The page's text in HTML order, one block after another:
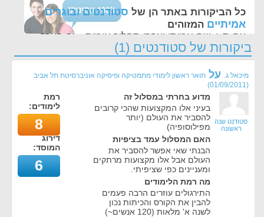
כל הביקורות באתר הן של סטודנטים ובוגרים
אמיתיים המזוהים
עם ת.ז, שם אמיתי ועברו תהליך אימות - זה הערך
החשוב לנו ביותר באתר
ביקורות של סטודנטים (1)
מיכאל ג. על תואר ראשון לימודי מתמטיקה ופיסיקה אוניברסיטת תל אביב
(
01/09/2011
)
סטודנט שנה
ראשונה
מדוע בחרתי במסלול זה
בעיני אלו המקצועות שהכי קרובים
להסביר את העולם (יותר
מפילוסופיה)
האם המסלול עמד בציפיות
הבנתי שאי אפשר להסביר את
העולם אבל אלו מקצועות מרתקים
ומעניינים כפי שציפיתי.
מה רמת הלימודים
התירגולים עוזרים הרבה פעמים
להבין את הקורס והכיתות נכון
לשנה א' מלאות (120 אנשים~)
רמת
לימודים:
8
דירוג
המוסד:
6